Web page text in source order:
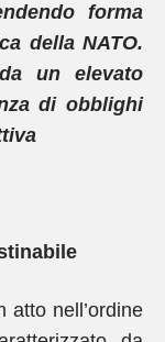
forma
della NATO.
un elevato
di obblighi
atto nell’ordine